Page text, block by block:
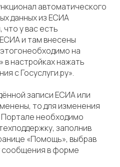
автоматического
данных из ЕСИА
что у вас есть
и там внесены
на
настройках нажать
с Госуслуги.ру».
записи ЕСИА или
то для изменения
Портале необходимо
заполнив
«Помощь», выбрав
в форме